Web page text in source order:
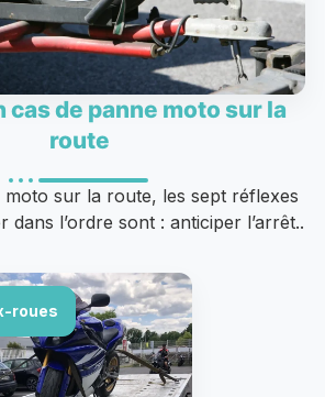
cas de panne moto sur la
route
moto sur la route, les sept réflexes
dans l’ordre sont : anticiper l’arrêt..
roues